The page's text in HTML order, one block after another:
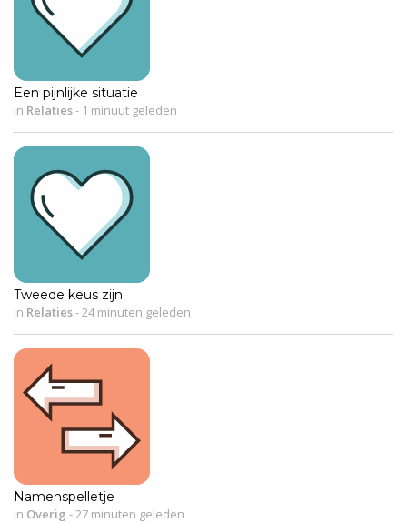
Een pijnlijke situatie
in Relaties- 1 minuut geleden
Tweede keus zijn
in Relaties- 24 minuten geleden
Namenspelletje
in Overig - 27 minuten geleden